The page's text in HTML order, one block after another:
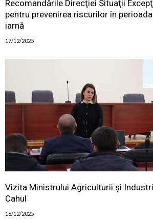
Recomandările Direcţiei Situaţii
pentru prevenirea riscurilor în
iarnă
17/12/2025
Vizita Ministrului Agriculturii și
Cahul
16/12/2025